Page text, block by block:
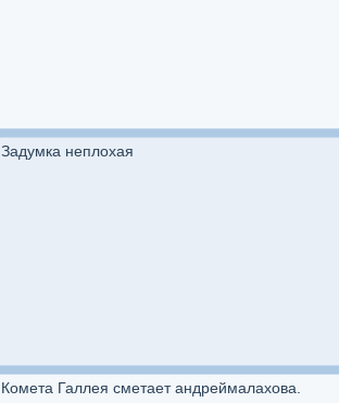
Задумка неплохая
Комета Галлея сметает андреймалахова.